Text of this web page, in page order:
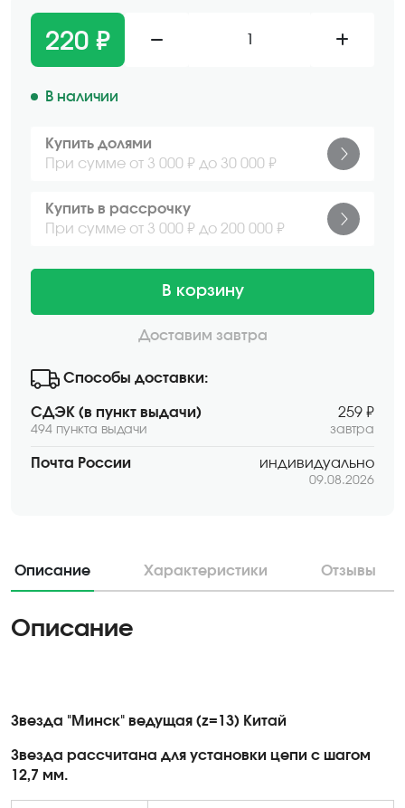
220 ₽
В наличии
Купить долями
При сумме от 3 000 ₽ до 30 000 ₽
Купить в рассрочку
При сумме от 3 000 ₽ до 200 000 ₽
В корзину
Доставим завтра
Способы доставки:
СДЭК (в пункт выдачи)
494 пункта выдачи
259 ₽
завтра
Почта России индивидуально
09.08.2026
Описание Характеристики Отзывы
Описание
Звезда "Минск" ведущая (z=13) Китай
Звезда рассчитана для установки цепи с шагом
12,7 мм.